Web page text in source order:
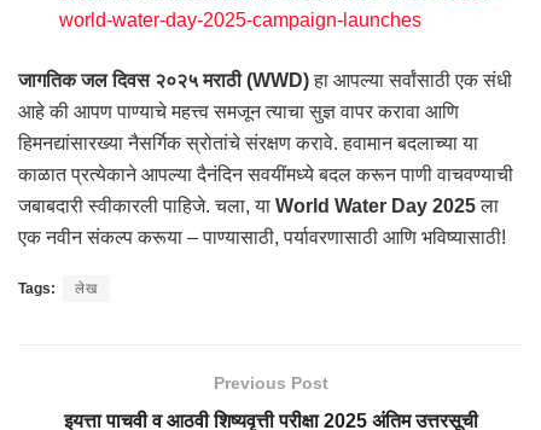
world-water-day-2025-campaign-launches
जागतिक जल दिवस २०२५ मराठी (WWD)हा आपल्या सर्वांसाठी एक संधी
आहे की आपण पाण्याचे महत्त्व समजून त्याचा सुज्ञ वापर करावा आणि
हिमनद्यांसारख्या नैसर्गिक स्रोतांचे संरक्षण करावे. हवामान बदलाच्या या
काळात प्रत्येकाने आपल्या दैनंदिन सवयींमध्ये बदल करून पाणी वाचवण्याची
जबाबदारी स्वीकारली पाहिजे. चला, या World Water Day 2025ला
एक नवीन संकल्प करूया – पाण्यासाठी, पर्यावरणासाठी आणि भविष्यासाठी!
Tags: लेख
Previous Post
इयत्ता पाचवी व आठवी शिष्यवृत्ती परीक्षा 2025 अंतिम उत्तरसूची